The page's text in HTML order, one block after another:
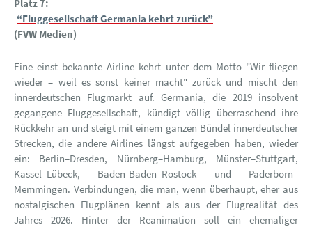
Platz 7:
“Fluggesellschaft Germania kehrt zurück”
(FVW Medien)
Eine einst bekannte Airline kehrt unter dem Motto "Wir fliegen
wieder – weil es sonst keiner macht" zurück und mischt den
innerdeutschen Flugmarkt auf. Germania, die 2019 insolvent
gegangene Fluggesellschaft, kündigt völlig überraschend ihre
Rückkehr an und steigt mit einem ganzen Bündel innerdeutscher
Strecken, die andere Airlines längst aufgegeben haben, wieder
ein: Berlin–Dresden, Nürnberg–Hamburg, Münster–Stuttgart,
Kassel–Lübeck, Baden-Baden–Rostock und Paderborn–
Memmingen. Verbindungen, die man, wenn überhaupt, eher aus
nostalgischen Flugplänen kennt als aus der Flugrealität des
Jahres 2026. Hinter der Reanimation soll ein ehemaliger